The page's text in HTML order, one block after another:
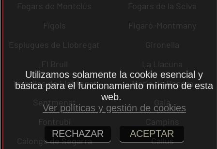
Fogars de Montclús
Fogars de la Selva
Fígols
Figaró-Montmany
Esplugues de Llobregat
Gironella
El Brull
La Llacuna
Torrelles de Llobregat
Maria de Besora
Sentmenat
Gaià
Fontrubí
Campins
Calonge de Segarra
Callús
Utilizamos solamente la cookie esencial y
básica para el funcionamiento mínimo de esta
web.
Ver políticas y gestión de cookies
RECHAZAR ACEPTAR